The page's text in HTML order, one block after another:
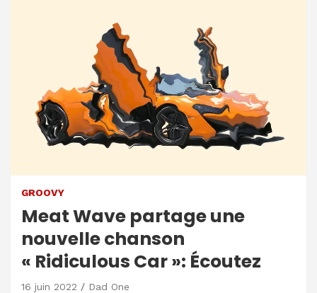
GROOVY
Meat Wave partage une
nouvelle chanson
« Ridiculous Car »: Écoutez
16 juin 2022 Dad One